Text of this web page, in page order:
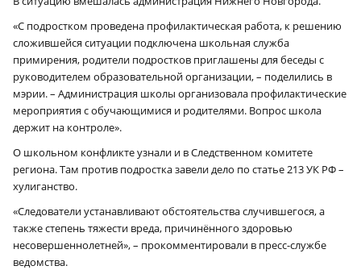
«С подростком проведена профилактическая работа, к решению
сложившейся ситуации подключена школьная служба
примирения, родители подростков приглашены для беседы с
руководителем образовательной организации, – поделились в
мэрии. – Администрация школы организовала профилактические
мероприятия с обучающимися и родителями. Вопрос школа
держит на контроле».
О школьном конфликте узнали и в Следственном комитете
региона. Там против подростка завели дело по статье 213 УК РФ –
хулиганство.
«Следователи устанавливают обстоятельства случившегося, а
также степень тяжести вреда, причинённого здоровью
несовершеннолетней», – прокомментировали в пресс-службе
ведомства.